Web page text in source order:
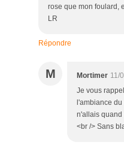
rose que mon foulard,
LR
Répondre
M Mortimer 11/
Je vous
l'ambiance
n'allais quand
<br /> Sans